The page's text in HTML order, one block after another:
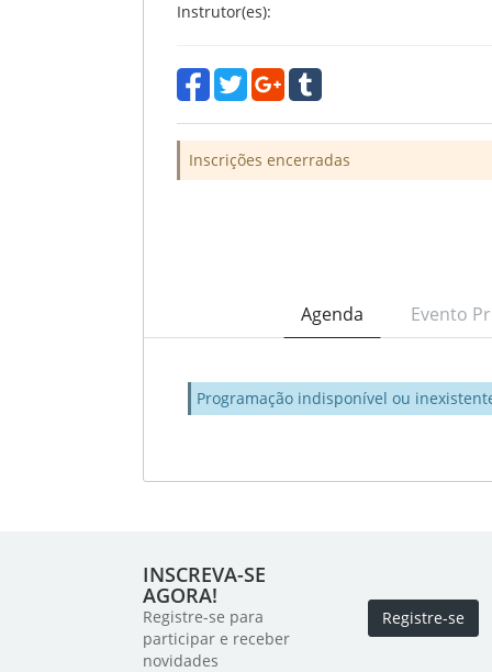
Instrutor(es):
Inscrições encerradas
Agenda Evento
Programação indisponível ou
INSCREVA-SE
AGORA!
Registre-se para
participar e receber
novidades
Registre-se